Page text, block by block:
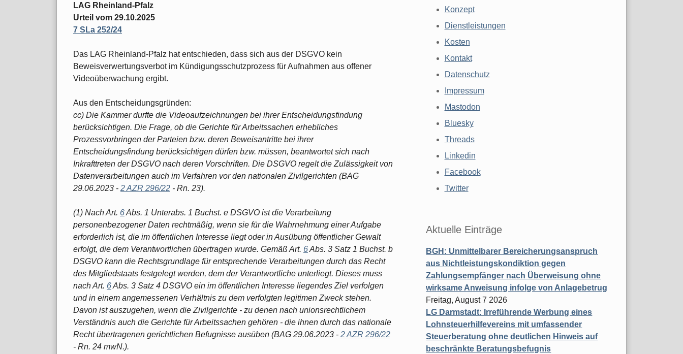
LAG Rheinland-Pfalz
Urteil vom 29.10.2025
7 SLa 252/24
Das LAG Rheinland-Pfalz hat entschieden, dass sich aus der DSGVO kein
Beweisverwertungsverbot im Kündigungsschutzprozess für Aufnahmen aus offener
Videoüberwachung ergibt.
Aus den Entscheidungsgründen:
cc) Die Kammer durfte die Videoaufzeichnungen bei ihrer Entscheidungsfindung
berücksichtigen. Die Frage, ob die Gerichte für Arbeitssachen erhebliches
Prozessvorbringen der Parteien bzw. deren Beweisantritte bei ihrer
Entscheidungsfindung berücksichtigen dürfen bzw. müssen, beantwortet sich nach
Inkrafttreten der DSGVO nach deren Vorschriften. Die DSGVO regelt die Zulässigkeit von
Datenverarbeitungen auch im Verfahren vor den nationalen Zivilgerichten (BAG
29.06.2023 - 2 AZR 296/22 - Rn. 23).
(1) Nach Art. 6Abs. 1 Unterabs. 1 Buchst. e DSGVO ist die Verarbeitung
personenbezogener Daten rechtmäßig, wenn sie für die Wahrnehmung einer Aufgabe
erforderlich ist, die im öffentlichen Interesse liegt oder in Ausübung öffentlicher Gewalt
erfolgt, die dem Verantwortlichen übertragen wurde. Gemäß Art. 6Abs. 3 Satz 1 Buchst. b
DSGVO kann die Rechtsgrundlage für entsprechende Verarbeitungen durch das Recht
des Mitgliedstaats festgelegt werden, dem der Verantwortliche unterliegt. Dieses muss
nach Art. 6Abs. 3 Satz 4 DSGVO ein im öffentlichen Interesse liegendes Ziel verfolgen
und in einem angemessenen Verhältnis zu dem verfolgten legitimen Zweck stehen.
Davon ist auszugehen, wenn die Zivilgerichte - zu denen nach unionsrechtlichem
Verständnis auch die Gerichte für Arbeitssachen gehören - die ihnen durch das nationale
Recht übertragenen gerichtlichen Befugnisse ausüben (BAG 29.06.2023 - 2 AZR 296/22
- Rn. 24 mwN.).
Konzept
Dienstleistungen
Kosten
Kontakt
Datenschutz
Impressum
Mastodon
Bluesky
Threads
Linkedin
Facebook
Twitter
Aktuelle Einträge
BGH: Unmittelbarer Bereicherungsanspruch
aus Nichtleistungskondiktion gegen
Zahlungsempfänger nach Überweisung ohne
wirksame Anweisung infolge von Anlagebetrug
Freitag, August 7 2026
LG Darmstadt: Irreführende Werbung eines
Lohnsteuerhilfevereins mit umfassender
Steuerberatung ohne deutlichen Hinweis auf
beschränkte Beratungsbefugnis